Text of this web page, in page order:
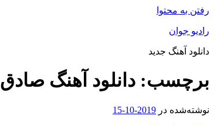
رفتن به محتوا
رادیو جوان
دانلود آهنگ جدید
برچسب: دانلود آهنگ صادق
نوشته‌شده در 2019-10-15